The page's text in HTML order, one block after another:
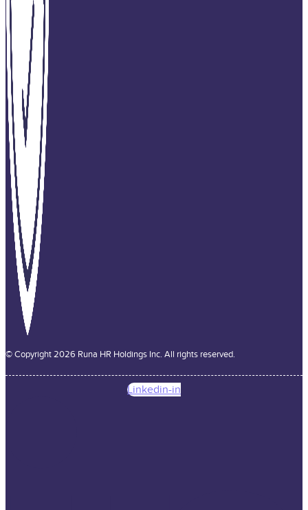
© Copyright 2026 Runa HR Holdings Inc. All rights reserved.
Linkedin-in